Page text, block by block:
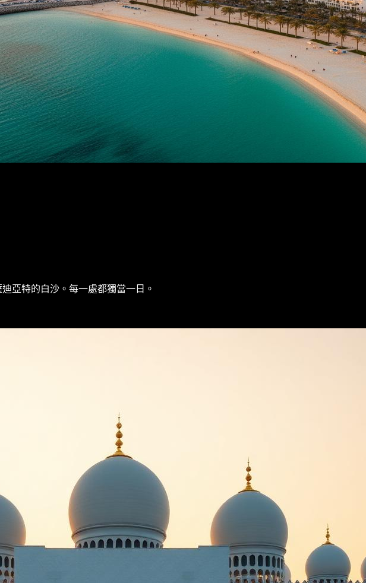
亞特的白沙。每一處都獨當一日。